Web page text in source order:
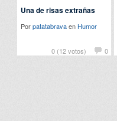
0 (12 votos) 0
Una de risas extrañas
Porpatatabravaen Humor